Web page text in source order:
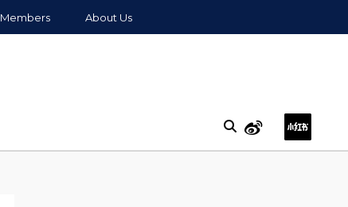
Members About Us